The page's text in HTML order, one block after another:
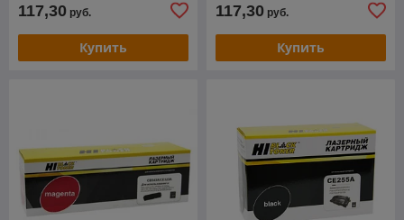
117,30 руб.
Купить
117,30 руб.
Купить